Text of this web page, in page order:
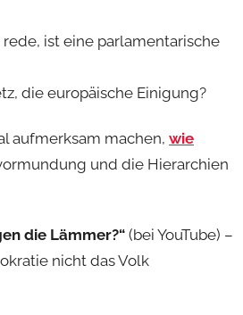
ist eine parlamentarische
die europäische Einigung?
aufmerksam machen, wie
und die Hierarchien
die Lämmer?“ (bei YouTube) –
nicht das Volk